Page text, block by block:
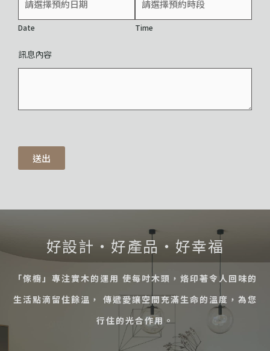
Date Time
訊息內容
送出
好設計・好產品・好幸福
「傢櫥」專注實木的運用 使每吋木頭，烙印著令人回味的
生活點滴留住餘溫， 傳遞愛讓空間充滿生命的溫度，為您
行住的光合作用。